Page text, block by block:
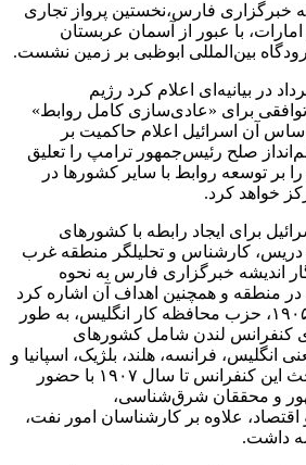
خبرگزاری فارس،نخستین پرواز تجاری
با عبور از آسمان عربستان
بین‌المللی ابوظبی بر زمین نشست.
آمریکا ۲۳ مرداد در بیانیه‌ای اعلام کرد رژیم
برای «عادی‌سازی کامل روابط»
آن اسرائیل اعلام حاکمیت بر
صلح رئیس‌جمهور ترامپ را تعلیق
توسعه روابط با سایر کشورها در
خواهد کرد.
برای ایجاد رابطه با کشورهای
کارشناس و تحلیلگر منطقه غرب
اندیشه خبرگزاری فارس به نحوه
منطقه و همچنین اهداف آن اشاره کرد
و اظهار داشت: در سال ۱۹۰۵، حزب محافظه کار انگلیس، به طور
کنفرانس لندن شامل کشورهای
انگلیس، فرانسه، هلند، بلژیک، اسپانیا و
ایتالیا شد. جلسات و مباحث این کنفرانس تا سال ۱۹۰۷ با حضور
و محققان شرق‌شناسی،
علاوه بر کارشناسان امور نفت،
داشت.